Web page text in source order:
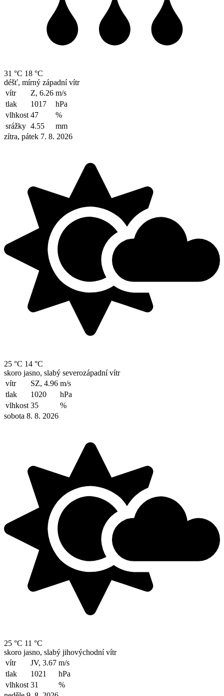
31 °C 18 °C
déšť, mírný západní vítr
vítr
Z, 6.26 m/s
tlak
1017
hPa
vlhkost 47
%
srážky 4.55
mm
zítra, pátek 7. 8. 2026
25 °C 14 °C
skoro jasno, slabý severozápadní vítr
vítr
SZ, 4.96 m/s
tlak
1020
hPa
vlhkost 35
%
sobota 8. 8. 2026
25 °C 11 °C
skoro jasno, slabý jihovýchodní vítr
vítr
JV, 3.67 m/s
tlak
1021
hPa
vlhkost 31
%